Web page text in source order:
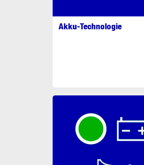
Akku-Technologie